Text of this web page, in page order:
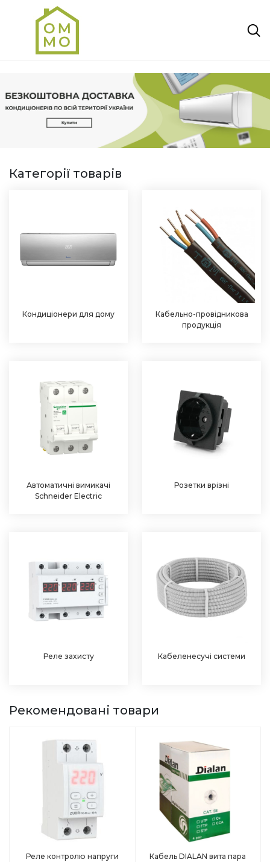
Категорії товарів
Кондиціонери для дому
Кабельно-провідникова
продукція
Автоматичні вимикачі
Schneider Electric
Розетки врізні
Реле захисту Кабеленесучі системи
Рекомендовані товари
Реле контролю напруги
Кабель DIALAN вита пара